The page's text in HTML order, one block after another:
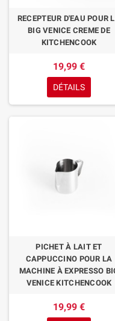
RECEPTEUR D'EAU POUR
BIG VENICE CREME DE
KITCHENCOOK
19,99 €
DÉTAILS
PICHET À LAIT ET
CAPPUCCINO POUR LA
MACHINE À EXPRESSO
VENICE KITCHENCOOK
19,99 €